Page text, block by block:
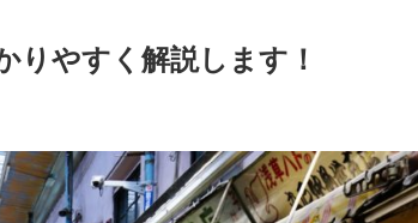
りやすく解説します！